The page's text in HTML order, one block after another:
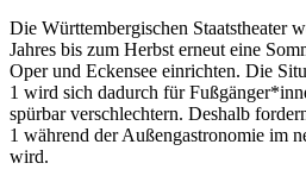
Die Württembergischen Staatstheater
Jahres bis zum Herbst erneut eine
Oper und Eckensee einrichten. Die
1 wird sich dadurch für
spürbar verschlechtern. Deshalb
1 während der Außengastronomie im
wird.